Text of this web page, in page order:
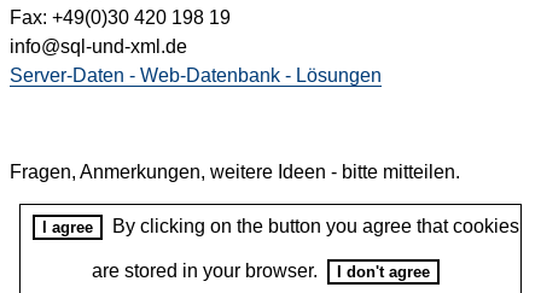
Fax: +49(0)30 420 198 19
info@sql-und-xml.de
Server-Daten - Web-Datenbank - Lösungen
Fragen, Anmerkungen, weitere Ideen - bitte mitteilen.
I agree By clicking on the button you agree that cookies
are stored in your browser. I don't agree